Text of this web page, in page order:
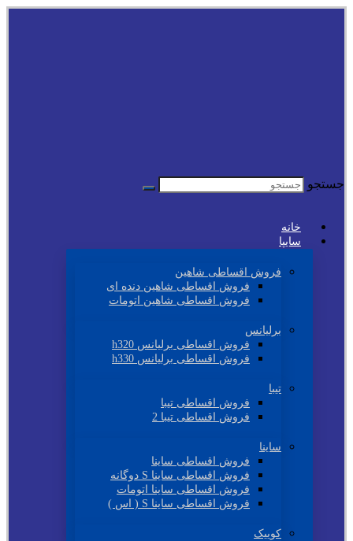
جستجو
خانه
سایپا
فروش اقساطی شاهین
فروش اقساطی شاهین دنده ای
فروش اقساطی شاهین اتومات
برلیانس
فروش اقساطی برلیانس h320
فروش اقساطی برلیانس h330
تیبا
فروش اقساطی تیبا
فروش اقساطی تیبا 2
ساینا
فروش اقساطی ساینا
فروش اقساطی ساینا S دوگانه
فروش اقساطی ساینا اتومات
فروش اقساطی ساینا S ( اس )
کوییک